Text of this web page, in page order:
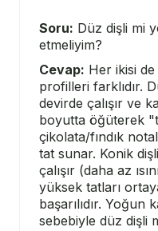
Soru: Düz dişli mi
etmeliyim?
Cevap: Her ikisi
profilleri farklıdır.
devirde çalışır ve
boyutta öğüterek
çikolata/fındık
tat sunar. Konik
çalışır (daha az
yüksek tatları
başarılıdır. Yoğun
sebebiyle düz dişli